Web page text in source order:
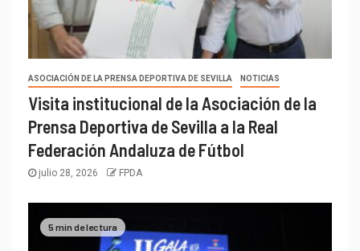
ASOCIACIÓN DE LA PRENSA DEPORTIVA DE SEVILLA NOTICIAS
Visita institucional de la Asociación de la
Prensa Deportiva de Sevilla a la Real
Federación Andaluza de Fútbol
julio 28, 2026 FPDA
5 min de lectura